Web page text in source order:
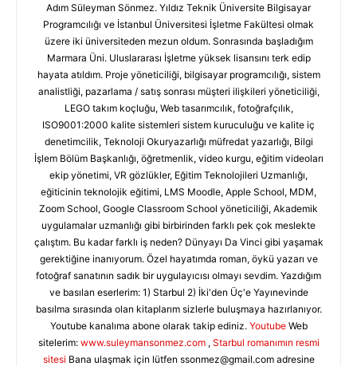
Adım Süleyman Sönmez. Yıldız Teknik Üniversite Bilgisayar
Programcılığı ve İstanbul Üniversitesi İşletme Fakültesi olmak
üzere iki üniversiteden mezun oldum. Sonrasında başladığım
Marmara Üni. Uluslararası İşletme yüksek lisansını terk edip
hayata atıldım. Proje yöneticiliği, bilgisayar programcılığı, sistem
analistliği, pazarlama / satış sonrası müşteri ilişkileri yöneticiliği,
LEGO takım koçluğu, Web tasarımcılık, fotoğrafçılık,
ISO9001:2000 kalite sistemleri sistem kuruculuğu ve kalite iç
denetimcilik, Teknoloji Okuryazarlığı müfredat yazarlığı, Bilgi
İşlem Bölüm Başkanlığı, öğretmenlik, video kurgu, eğitim videoları
ekip yönetimi, VR gözlükler, Eğitim Teknolojileri Uzmanlığı,
eğiticinin teknolojik eğitimi, LMS Moodle, Apple School, MDM,
Zoom School, Google Classroom School yöneticiliği, Akademik
uygulamalar uzmanlığı gibi birbirinden farklı pek çok meslekte
çalıştım. Bu kadar farklı iş neden? Dünyayı Da Vinci gibi yaşamak
gerektiğine inanıyorum. Özel hayatımda roman, öykü yazarı ve
fotoğraf sanatının sadık bir uygulayıcısı olmayı sevdim. Yazdığım
ve basılan eserlerim: 1) Starbul 2) İki'den Üç'e Yayınevinde
basılma sırasında olan kitaplarım sizlerle buluşmaya hazırlanıyor.
Youtube kanalıma abone olarak takip ediniz. YoutubeWeb
sitelerim: www.suleymansonmez.com , Starbul romanımın resmi
sitesi Bana ulaşmak için lütfen ssonmez@gmail.comadresine